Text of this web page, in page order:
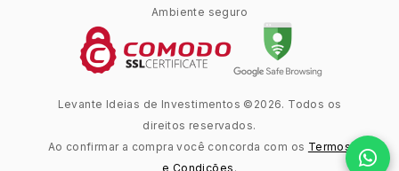
Ambiente seguro
Levante Ideias de Investimentos ©2026. Todos os
direitos reservados.
Ao confirmar a compra você concorda com os Termos
e Condições .